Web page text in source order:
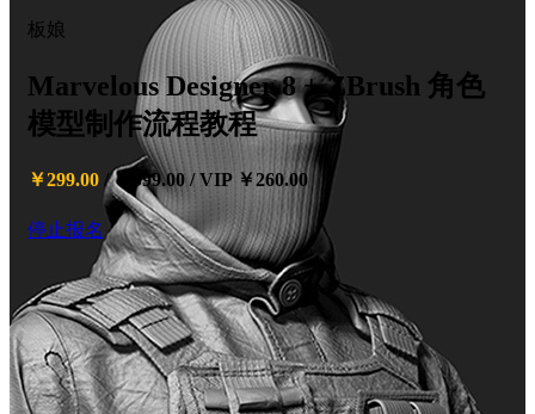
板娘
Marvelous Designer 8 + ZBrush 角色
模型制作流程教程
￥299.00 /￥599.00 /VIP ￥260.00
停止报名